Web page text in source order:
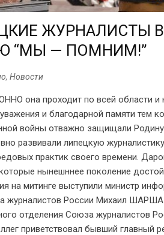
ЖУРНАЛИСТЫ В
“МЫ — ПОМНИМ!”
, Новости
она проходит по всей области и
и благодарной памяти тем
войны отважно защищали
развивали липецкую
практик своего времени.
нынешннее поколение
на митинге выступили министр
журналистов России Михаил
отделения Союза журналистов
приветствовал бывший главный